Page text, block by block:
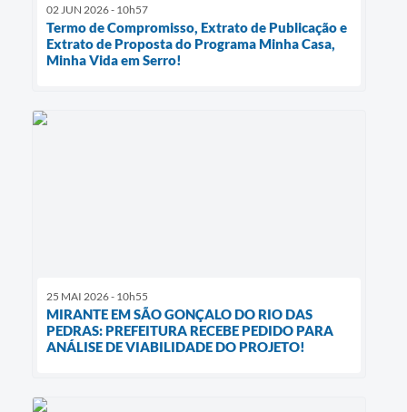
02 JUN 2026 - 10h57
Termo de Compromisso, Extrato de Publicação e
Extrato de Proposta do Programa Minha Casa,
Minha Vida em Serro!
25 MAI 2026 - 10h55
MIRANTE EM SÃO GONÇALO DO RIO DAS
PEDRAS: PREFEITURA RECEBE PEDIDO PARA
ANÁLISE DE VIABILIDADE DO PROJETO!